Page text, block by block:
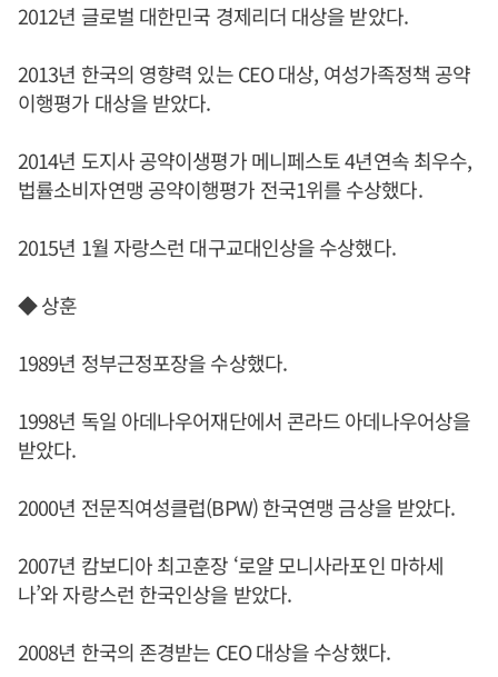
2012년 글로벌 대한민국 경제리더 대상을 받았다.
2013년 한국의 영향력 있는 CEO 대상, 여성가족정책 공약
이행평가 대상을 받았다.
2014년 도지사 공약이생평가 메니페스토 4년연속 최우수,
법률소비자연맹 공약이행평가 전국1위를 수상했다.
2015년 1월 자랑스런 대구교대인상을 수상했다.
◆ 상훈
1989년 정부근정포장을 수상했다.
1998년 독일 아데나우어재단에서 콘라드 아데나우어상을
받았다.
2000년 전문직여성클럽(BPW) 한국연맹 금상을 받았다.
2007년 캄보디아 최고훈장 ‘로얄 모니사라포인 마하세
나’와 자랑스런 한국인상을 받았다.
2008년 한국의 존경받는 CEO 대상을 수상했다.